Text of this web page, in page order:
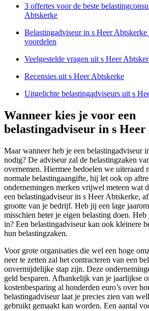
3 offertes voor de beste
Abtskerke
Belastingadviseur in s Heer
voordelen
Veelgestelde vragen uit s Heer
Recensies uit s Heer Abtskerke
Uitgelichte belastingadviseurs uit s
Wanneer kies je voor een
belastingadviseur in s
Maar wanneer heb je een belastingadviseur
nodig? De adviseur zal de belastingzaken
overnemen. Hiermee bedoelen we uiteraard
normale belastingaangifte, hij let ook op
ondernemingen merken vrijwel meteen wat
een belastingadviseur in s Heer Abtskerke,
grootte van je bedrijf. Heb jij een lage
misschien beter je eigen belasting doen.
in? Een belastingadviseur kan ook kleinere
hun belastingzaken.
Voor grote organisaties die wel een hoge
neer te zetten zal het contracteren van een
onvermijdelijke stap zijn. Deze
geld besparen. Afhankelijk van je jaarlijkse
kostenbesparing al honderden euro’s over
belastingadviseur laat je precies zien van
gebruikt gemaakt kan worden. Een aantal